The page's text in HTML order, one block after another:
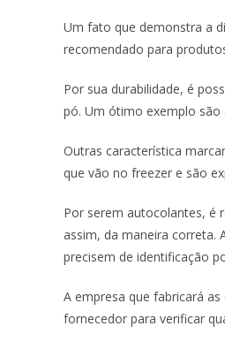
Um fato que demonstra a
recomendado para
Por sua durabilidade, é
pó. Um ótimo exemplo são
Outras característica
que vão no freezer e são
Por serem autocolantes, é
assim, da maneira correta.
precisem de identificação
A empresa que fabricará
fornecedor para verificar